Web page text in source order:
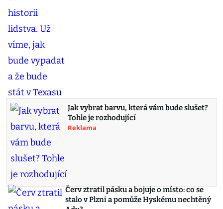
Jak vybrat barvu, která vám bude slušet?
Tohle je rozhodující
Reklama
Červ ztratil pásku a bojuje o místo: co se
stalo v Plzni a pomůže Hyskému nechtěný